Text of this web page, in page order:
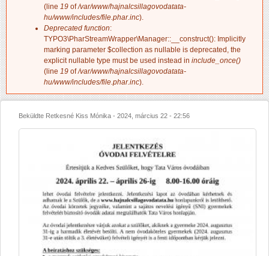
(line 19 of/var/www/hajnalcsillagovodatata-
hu/www/includes/file.phar.inc).
Deprecated function:
TYPO3\PharStreamWrapper\Manager::__construct(): Implicitly
marking parameter $collection as nullable is deprecated, the
explicit nullable type must be used instead in include_once()
(line 19 of/var/www/hajnalcsillagovodatata-
hu/www/includes/file.phar.inc).
Beküldte Retkesné Kiss Mónika - 2024, március 22 - 22:56